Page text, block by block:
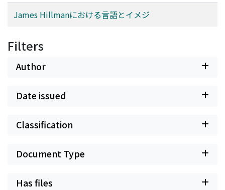
James Hillmanにおける言語とイメジ
Filters
Author
Date issued
Classification
Document Type
Has files